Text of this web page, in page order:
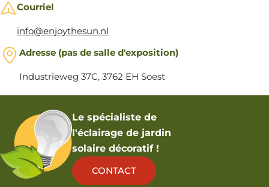
Courriel
info@enjoythesun.nl
Adresse (pas de salle d'exposition)
Industrieweg 37C, 3762 EH Soest
Le spécialiste de
l'éclairage de jardin
solaire décoratif !
CONTACT